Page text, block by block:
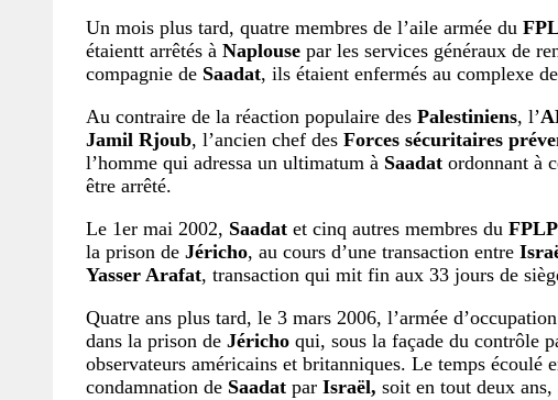
Un mois plus tard, quatre membres de l’aile armée du
étaientt arrêtés à Naplouse par les services généraux de
compagnie de Saadat, ils étaient enfermés au complexe
Au contraire de la réaction populaire des Palestiniens, l’
Jamil Rjoub, l’ancien chef des Forces sécuritaires
l’homme qui adressa un ultimatum à Saadat ordonnant à
être arrêté.
Le 1er mai 2002, Saadat et cinq autres membres du FPLP
la prison de Jéricho, au cours d’une transaction entre
Yasser Arafat, transaction qui mit fin aux 33 jours de
Quatre ans plus tard, le 3 mars 2006, l’armée
dans la prison de Jéricho qui, sous la façade du contrôle
observateurs américains et britanniques. Le temps écoulé
condamnation de Saadat par Israël, soit en tout deux